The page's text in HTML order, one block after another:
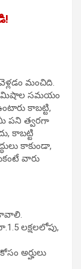
మంచిది.
నిమిషాల సమయం
కాబట్టి,
పని త్వరగా
కాబట్టి
కాకుండా,
వారు
లక్షలలోపు,
అర్హులు